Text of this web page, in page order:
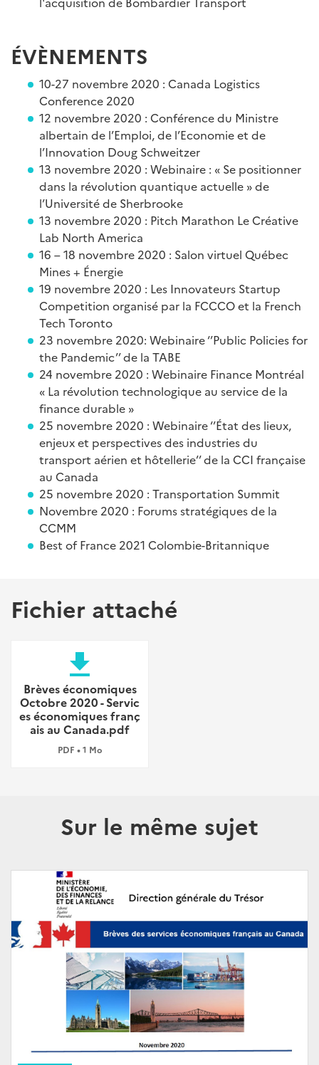
ÉVÈNEMENTS
10-27 novembre 2020 : Canada Logistics
Conference 2020
12 novembre 2020 : Conférence du Ministre
albertain de l’Emploi, de l’Economie et de
l’Innovation Doug Schweitzer
13 novembre 2020 : Webinaire : « Se positionner
dans la révolution quantique actuelle » de
l’Université de Sherbrooke
13 novembre 2020 : Pitch Marathon Le Créative
Lab North America
16 – 18 novembre 2020 : Salon virtuel Québec
Mines + Énergie
19 novembre 2020 : Les Innovateurs Startup
Competition organisé par la FCCCO et la French
Tech Toronto
23 novembre 2020: Webinaire ‘’Public Policies for
the Pandemic’’ de la TABE
24 novembre 2020 : Webinaire Finance Montréal
« La révolution technologique au service de la
finance durable »
25 novembre 2020 : Webinaire ‘’État des lieux,
enjeux et perspectives des industries du
transport aérien et hôtellerie’’ de la CCI française
au Canada
25 novembre 2020 : Transportation Summit
Novembre 2020 : Forums stratégiques de la
CCMM
Best of France 2021 Colombie-Britannique
Fichier attaché
file_download
Brèves économiques
Octobre 2020 - Servic
es économiques franç
ais au Canada.pdf
PDF • 1 Mo
Sur le même sujet